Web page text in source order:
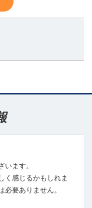
んが、経験や知識はなく
なく、ほとんどの方が未
に学びます。
ありません。
つ対応できるようにな
ます。
く感じるかもしれま
要ありません。